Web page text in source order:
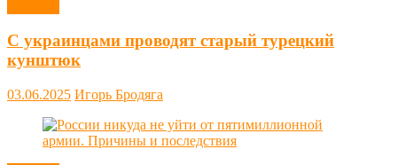
С украинцами проводят старый турецкий
кунштюк
03.06.2025 Игорь Бродяга